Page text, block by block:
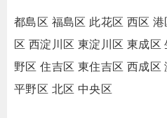
都島区 福島区 此花区 西区 港
区 西淀川区 東淀川区 東成区
野区 住吉区 東住吉区 西成区
平野区 北区 中央区